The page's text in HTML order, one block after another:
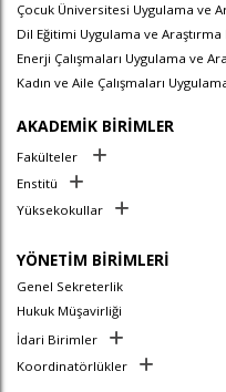
Çocuk Üniversitesi Uygulama ve
Dil Eğitimi Uygulama ve Araştırma
Enerji Çalışmaları Uygulama ve
Kadın ve Aile Çalışmaları
AKADEMİK BİRİMLER
Fakülteler
Enstitü
Yüksekokullar
YÖNETİM BİRİMLERİ
Genel Sekreterlik
Hukuk Müşavirliği
İdari Birimler
Koordinatörlükler